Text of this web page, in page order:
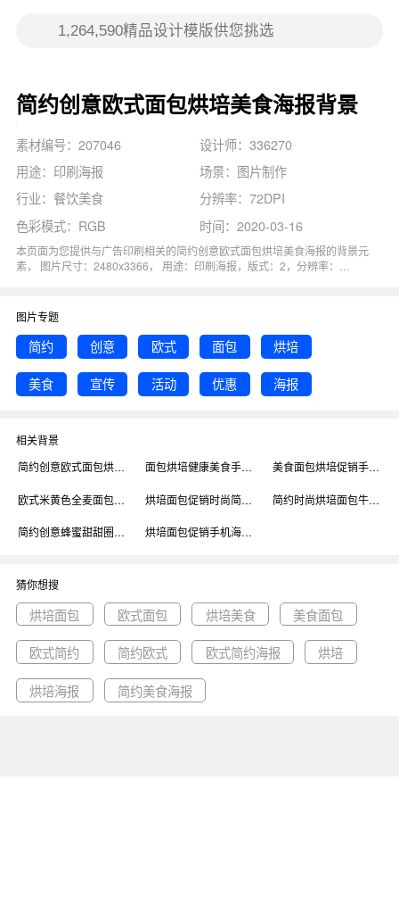
简约创意欧式面包烘培美食海报背景
素材编号：207046
设计师：336270
用途：印刷海报
场景：图片制作
行业：餐饮美食
分辨率：72DPI
色彩模式：RGB
时间：2020-03-16
本页面为您提供与广告印刷相关的简约创意欧式面包烘培美食海报的背景元
素， 图片尺寸：2480x3366， 用途：印刷海报，版式：2，分辨率：
兴趣，赶快点击编辑吧！
图片专题
简约 创意 欧式 面包 烘培
美食 宣传 活动 优惠 海报
相关背景
简约创意欧式面包烘培美食海报背景
面包烘培健康美食手机海报背景 美食面包烘培促销手机海报背景
欧式米黄色全麦面包美食促销手机海报背景 烘培面包促销时尚简约手机海报背景 简约时尚烘培面包牛角包宣传海报背景
简约创意蜂蜜甜甜圈烘培美食海报背景 烘培面包促销手机海报背景
猜你想搜
烘培面包 欧式面包 烘培美食 美食面包
欧式简约 简约欧式 欧式简约海报 烘培
烘培海报 简约美食海报